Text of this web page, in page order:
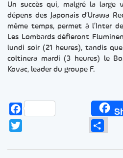
Un succès qui, malgré la large
dépens des Japonais d’Urawa
même temps, permet à l’Inter
Les Lombards défieront
lundi soir (21 heures), tandis
coltinera mardi (3 heures) le
Kovac, leader du groupe F.
Facebook